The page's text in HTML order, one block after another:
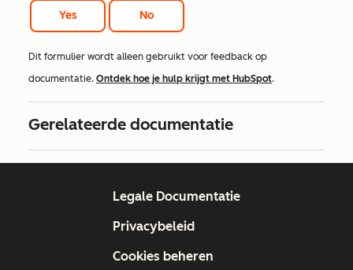
Yes No
Dit formulier wordt alleen gebruikt voor feedback op
documentatie. Ontdek hoe je hulp krijgt met HubSpot.
Gerelateerde documentatie
Legale Documentatie
Privacybeleid
Cookies beheren